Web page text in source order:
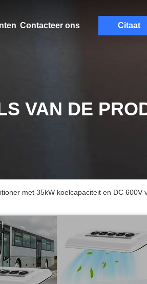
Contacteer ons Citaat
VAN DE
met 35kW koelcapaciteit en DC 600V